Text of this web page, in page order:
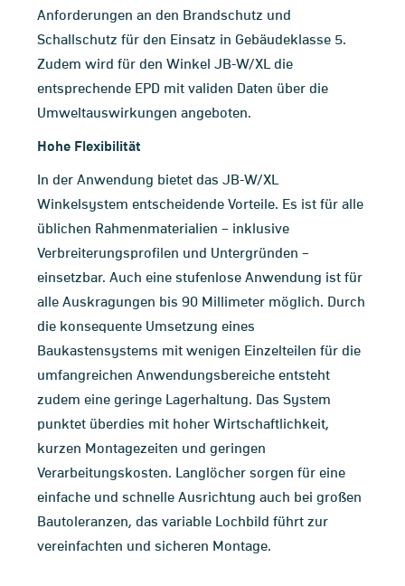
Anforderungen an den Brandschutz und
Schallschutz für den Einsatz in Gebäudeklasse 5.
Zudem wird für den Winkel JB-W/XL die
entsprechende EPD mit validen Daten über die
Umweltauswirkungen angeboten.
Hohe Flexibilität
In der Anwendung bietet das JB-W/XL
Winkelsystem entscheidende Vorteile. Es ist für alle
üblichen Rahmenmaterialien – inklusive
Verbreiterungsprofilen und Untergründen –
einsetzbar. Auch eine stufenlose Anwendung ist für
alle Auskragungen bis 90 Millimeter möglich. Durch
die konsequente Umsetzung eines
Baukastensystems mit wenigen Einzelteilen für die
umfangreichen Anwendungsbereiche entsteht
zudem eine geringe Lagerhaltung. Das System
punktet überdies mit hoher Wirtschaftlichkeit,
kurzen Montagezeiten und geringen
Verarbeitungskosten. Langlöcher sorgen für eine
einfache und schnelle Ausrichtung auch bei großen
Bautoleranzen, das variable Lochbild führt zur
vereinfachten und sicheren Montage.